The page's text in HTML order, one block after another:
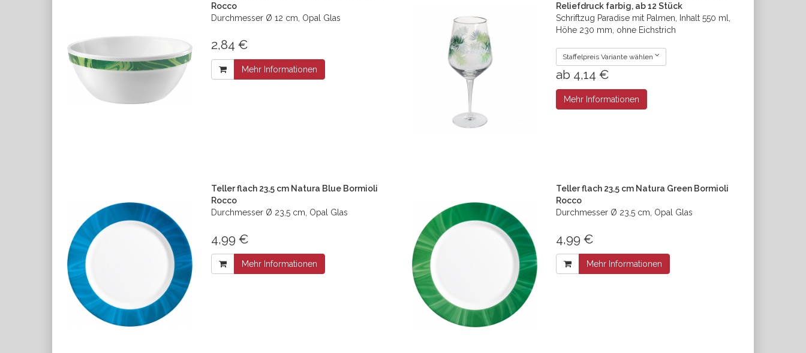
Rocco
Durchmesser Ø 12 cm, Opal Glas
2,84 €
Mehr Informationen
Reliefdruck farbig, ab 12 Stück
Schriftzug Paradise mit Palmen, Inhalt 550 ml,
Höhe 230 mm, ohne Eichstrich
Staffelpreis Variante wählen
ab 4,14 €
Mehr Informationen
Teller flach 23,5 cm Natura Blue Bormioli
Rocco
Durchmesser Ø 23,5 cm, Opal Glas
4,99 €
Mehr Informationen
Teller flach 23,5 cm Natura Green Bormioli
Rocco
Durchmesser Ø 23,5 cm, Opal Glas
4,99 €
Mehr Informationen